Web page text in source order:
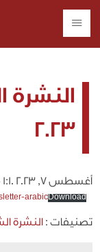
النشرة
2023
أغسطس 7, 2023 1:10 م
arabicDownload
تصنيفات :النشرة